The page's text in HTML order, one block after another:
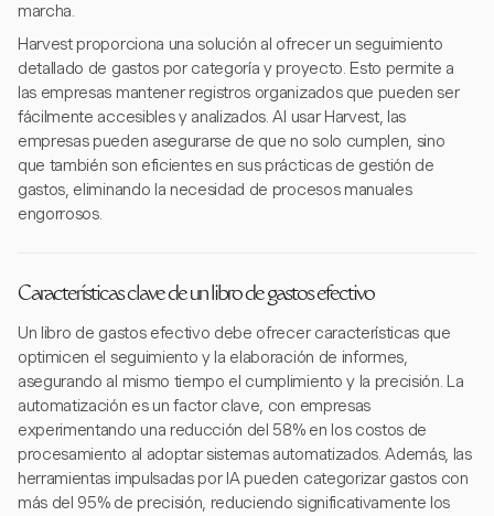
marcha.
Harvest proporciona una solución al ofrecer un seguimiento
detallado de gastos por categoría y proyecto. Esto permite a
las empresas mantener registros organizados que pueden ser
fácilmente accesibles y analizados. Al usar Harvest, las
empresas pueden asegurarse de que no solo cumplen, sino
que también son eficientes en sus prácticas de gestión de
gastos, eliminando la necesidad de procesos manuales
engorrosos.
Características clave de un libro de gastos efectivo
Un libro de gastos efectivo debe ofrecer características que
optimicen el seguimiento y la elaboración de informes,
asegurando al mismo tiempo el cumplimiento y la precisión. La
automatización es un factor clave, con empresas
experimentando una reducción del 58% en los costos de
procesamiento al adoptar sistemas automatizados. Además, las
herramientas impulsadas por IA pueden categorizar gastos con
más del 95% de precisión, reduciendo significativamente los